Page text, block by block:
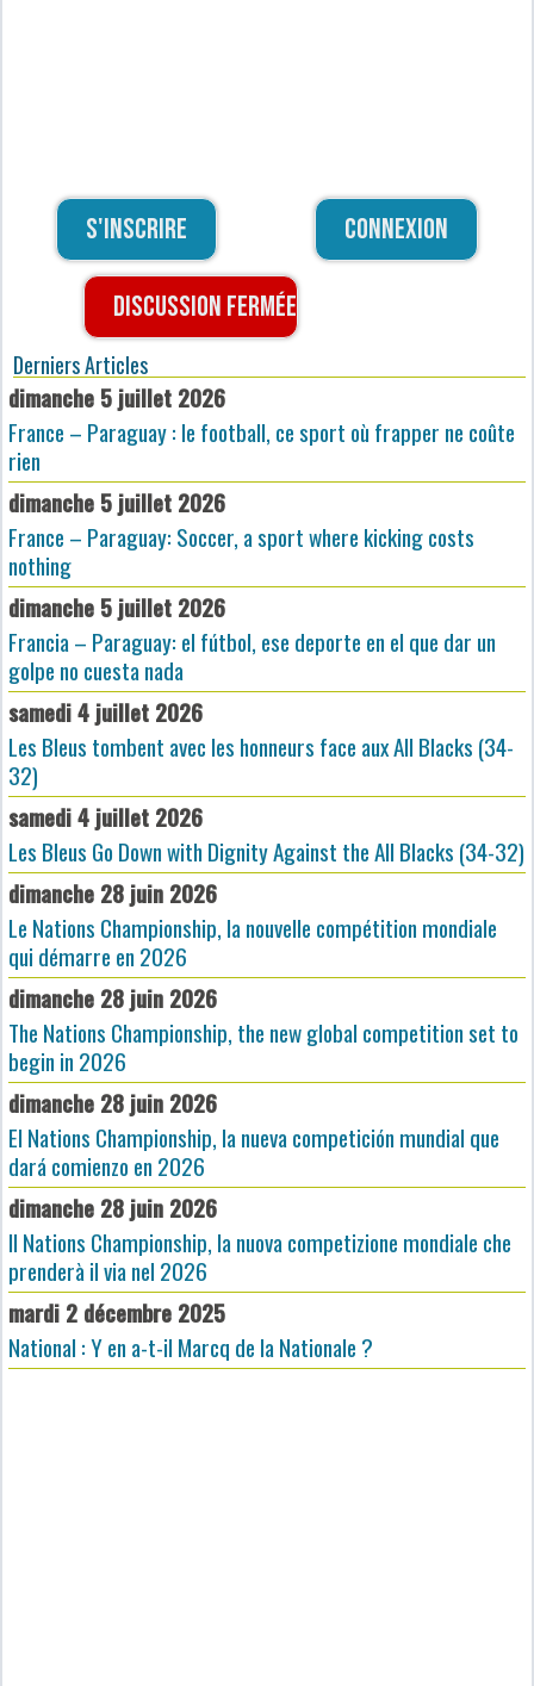
S'inscrire Connexion
Discussion fermée
Derniers Articles
dimanche 5 juillet 2026
France – Paraguay : le football, ce sport où frapper ne coûte
rien
dimanche 5 juillet 2026
France – Paraguay: Soccer, a sport where kicking costs
nothing
dimanche 5 juillet 2026
Francia – Paraguay: el fútbol, ese deporte en el que dar un
golpe no cuesta nada
samedi 4 juillet 2026
Les Bleus tombent avec les honneurs face aux All Blacks (34-
32)
samedi 4 juillet 2026
Les Bleus Go Down with Dignity Against the All Blacks (34-32)
dimanche 28 juin 2026
Le Nations Championship, la nouvelle compétition mondiale
qui démarre en 2026
dimanche 28 juin 2026
The Nations Championship, the new global competition set to
begin in 2026
dimanche 28 juin 2026
El Nations Championship, la nueva competición mundial que
dará comienzo en 2026
dimanche 28 juin 2026
Il Nations Championship, la nuova competizione mondiale che
prenderà il via nel 2026
mardi 2 décembre 2025
National : Y en a-t-il Marcq de la Nationale ?